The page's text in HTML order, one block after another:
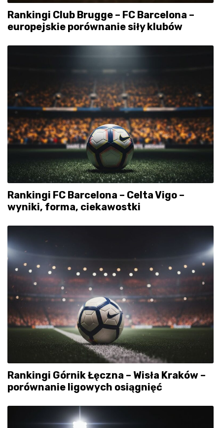
Rankingi Club Brugge – FC Barcelona –
europejskie porównanie siły klubów
Rankingi FC Barcelona – Celta Vigo –
wyniki, forma, ciekawostki
Rankingi Górnik Łęczna – Wisła Kraków –
porównanie ligowych osiągnięć